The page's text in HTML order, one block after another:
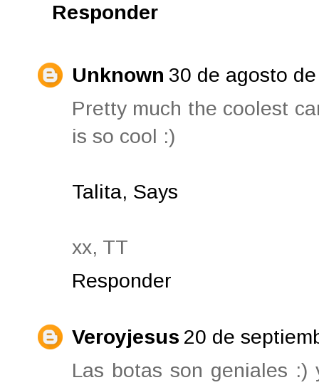
Responder
Unknown 30 de agosto
Pretty much the coolest
is so cool :)
Talita, Says
xx, TT
Responder
Veroyjesus 20 de
Las botas son geniales